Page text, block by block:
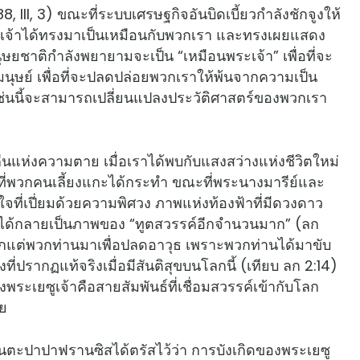
III, 3) ขณะที่ระบบเศรษฐกิจอันบิดเบี้ยวกำลังชักจูงให้
าได้ทรงมาเป็นเหมือนกับพวกเรา และทรงเผยแสดง
ติกำลังพยายามจะเป็น “เหมือนพระเจ้า” เพื่อที่จะ
ษย์ เพื่อที่จะปลดปล่อยพวกเราให้พ้นจากความเป็น
จะสามารถเปลี่ยนแปลงประวัติศาสตร์ของพวกเรา
ความตาย เมื่อเราได้พบกับแสงสว่างแห่งชีวิตใหม่
วกคนเลี้ยงแกะได้กระทำ ขณะที่พระนางมารีย์และ
ที่เปี่ยมด้วยความพิศวง ภาพแห่งท้องฟ้าที่มีดวงดาว
กลายเป็นภาพของ “ทูตสวรรค์อีกจำนวนมาก” (ลก
ต่พวกท่านมาเพื่อปลดอาวุธ เพราะพวกท่านได้มาขับ
ที่ปรากฏแท้จริงเมื่อมีสันติสุขบนโลกนี้ (เทียบ ลก 2:14)
ระเยซูเจ้าคือสายสัมพันธ์ที่เชื่อมสวรรค์เข้ากับโลก
ปาฟรานซิสได้ตรัสไว้ว่า การบังเกิดของพระเยซู